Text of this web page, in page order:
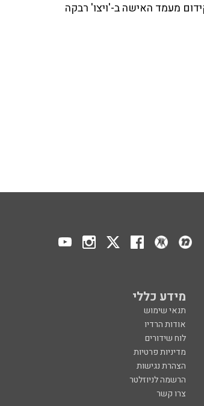
מעמד האישה ב-'ויצו' רבקה
מידע כללי
תנאי שימוש
אודות הרדיו
לוח שידורים
מדיניות פרטיות
הצהרת נגישות
הרשמה לניוזלטר
צרו קשר